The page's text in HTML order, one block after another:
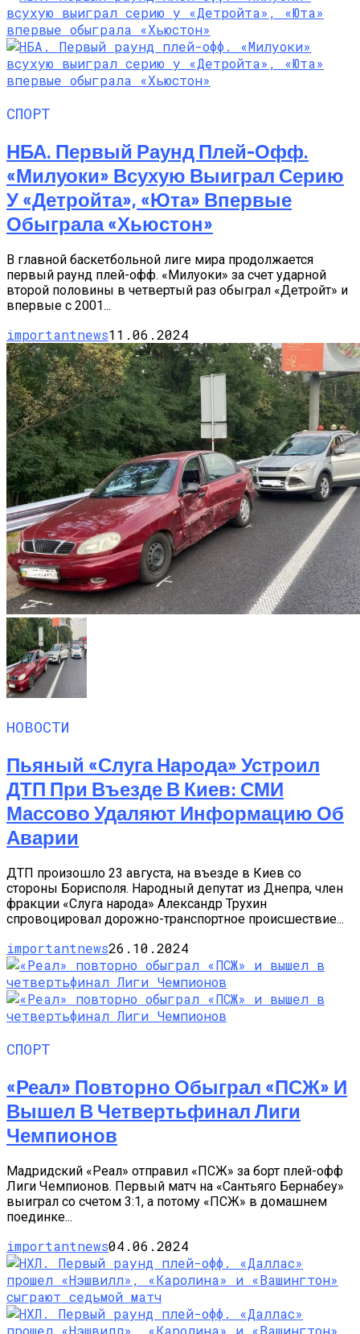
СПОРТ
НБА. Первый Раунд Плей-Офф.
«Милуоки» Всухую Выиграл Серию
У «Детройта», «Юта» Впервые
Обыграла «Хьюстон»
В главной баскетбольной лиге мира продолжается
первый раунд плей-офф. «Милуоки» за счет ударной
второй половины в четвертый раз обыграл «Детройт» и
впервые с 2001...
importantnews11.06.2024
НОВОСТИ
Пьяный «слуга Народа» Устроил
ДТП При Въезде В Киев: СМИ
Массово Удаляют Информацию Об
Аварии
ДТП произошло 23 августа, на въезде в Киев со
стороны Борисполя. Народный депутат из Днепра, член
фракции «Слуга народа» Александр Трухин
спровоцировал дорожно-транспортное происшествие...
importantnews26.10.2024
СПОРТ
«Реал» Повторно Обыграл «ПСЖ» И
Вышел В Четвертьфинал Лиги
Чемпионов
Мадридский «Реал» отправил «ПСЖ» за борт плей-офф
Лиги Чемпионов. Первый матч на «Сантьяго Бернабеу»
выиграл со счетом 3:1, а потому «ПСЖ» в домашнем
поединке...
importantnews04.06.2024